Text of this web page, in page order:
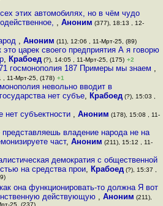
этих автомобилях, но в чём чудо
, Аноним (377), 18:13 , 12-
, Аноним (11), 12:06 , 11-Мрт-25, (89)
царек своего предприятия А я говорю
, Крабоед (?), 14:05 , 11-Мрт-25, (175) +2
госмонополия 187 Примеры мы знаем ,
, 11-Мрт-25, (178) +1
невольно вводит в
нет субъе, Крабоед(?), 15:03 ,
нет субъектности ,Аноним (178), 15:08 , 11-
представляешь владение народа не на
част,Аноним (211), 15:12 , 11-
демократия с общественной
на средства прои, Крабоед(?), 15:37 ,
она функционировать-то должна Я вот
действующую , Аноним (211),